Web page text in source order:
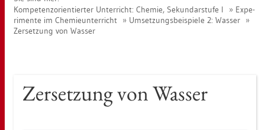
Kom­pe­tenz­ori­en­tier­ter Un­ter­richt: Che­mie, Se­kun­dar­stu­fe I
Ex­pe­
ri­men­te im Che­mie­un­ter­richt
Um­set­zungs­bei­spie­le 2: Was­ser
Zer­set­zung von Was­ser
Zer­set­zung von Was­ser